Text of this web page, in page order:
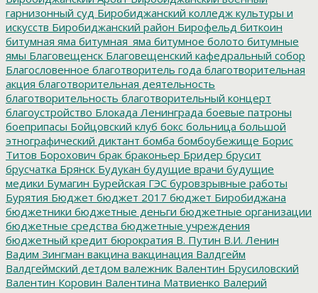
гарнизонный суд Биробиджанский колледж культуры и
искусств Биробиджанский район Бирофельд биткоин
битумная яма битумная_яма битумное болото битумные
ямы Благовещенск Благовещенский кафедральный собор
Благословенное благотворитель года благотворительная
акция благотворительная деятельность
благотворительность благотворительный концерт
благоустройство Блокада Ленинграда боевые патроны
боеприпасы Бойцовский клуб бокс больница большой
этнографический диктант бомба бомбоубежище Борис
Титов Борохович брак браконьер Бридер брусит
брусчатка Брянск Будукан будущие врачи будущие
медики Бумагин Бурейская ГЭС буровзрывные работы
Бурятия Бюджет бюджет 2017 бюджет Биробиджана
бюджетники бюджетные деньги бюджетные организации
бюджетные средства бюджетные учреждения
бюджетный кредит бюрократия В. Путин В.И. Ленин
Вадим Зингман вакцина вакцинация Валдгейм
Валдгеймский детдом валежник Валентин Брусиловский
Валентин Коровин Валентина Матвиенко Валерий